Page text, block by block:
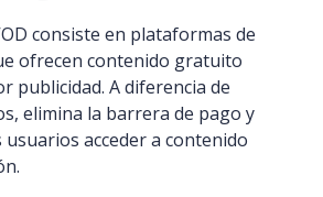
consiste en plataformas de
ofrecen contenido gratuito
publicidad. A diferencia de
elimina la barrera de pago y
acceder a contenido